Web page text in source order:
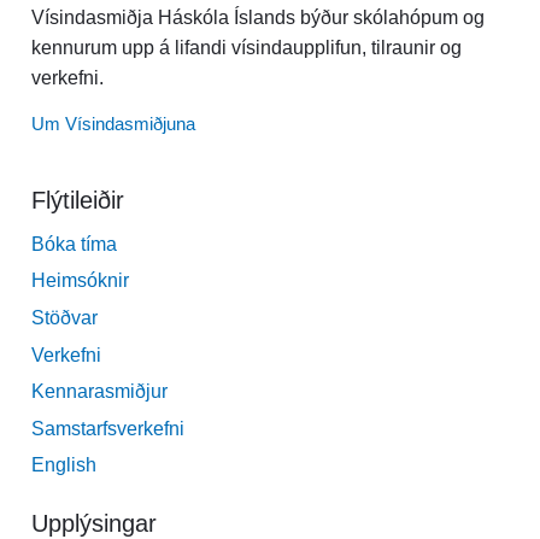
Vísindasmiðja Háskóla Íslands býður skólahópum og
kennurum upp á lifandi vísindaupplifun, tilraunir og
verkefni.
Um Vísindasmiðjuna
Flýtileiðir
Bóka tíma
Heimsóknir
Stöðvar
Verkefni
Kennarasmiðjur
Samstarfsverkefni
English
Upplýsingar